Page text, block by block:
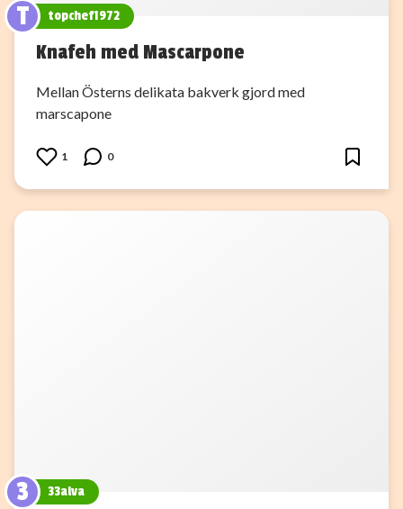
T topchef1972
Knafeh med Mascarpone
Mellan Österns delikata bakverk gjord med
marscapone
1 0
3 33alva